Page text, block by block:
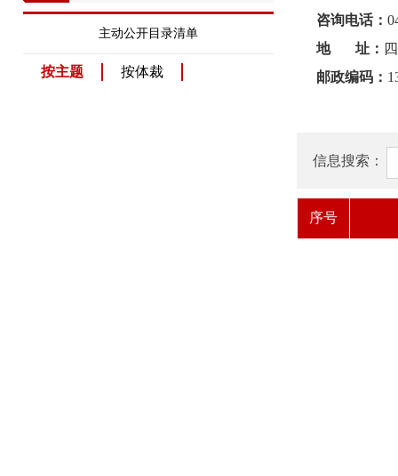
咨询电话：
地 址：
邮政编码：
信息搜索：
序号
主动公开目录清单
按主题 按体裁